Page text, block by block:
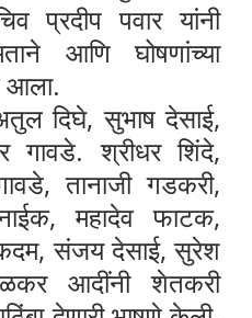
प्रदीप पवार यांनी
आणि घोषणांच्या
आला.
दिघे, सुभाष देसाई,
गावडे. श्रीधर शिंदे,
तानाजी गडकरी,
महादेव फाटक,
संजय देसाई, सुरेश
आदींनी शेतकरी